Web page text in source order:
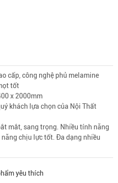
cấp, công nghệ phủ melamine
tốt
x 2000mm
khách lựa chọn của Nội Thất
mắt, sang trọng. Nhiều tính năng
chịu lực tốt. Đa dạng nhiều
yêu thích